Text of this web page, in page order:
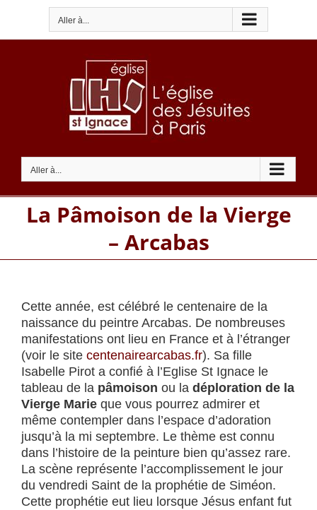
contenu
Aller à...
Aller à...
La Pâmoison de la Vierge
– Arcabas
Cette année, est célébré le centenaire de la
naissance du peintre Arcabas. De nombreuses
manifestations ont lieu en France et à l’étranger
(voir le site centenairearcabas.fr). Sa fille
Isabelle Pirot a confié à l’Eglise St Ignace le
tableau de la pâmoison ou la déploration de la
Vierge Marieque vous pourrez admirer et
même contempler dans l’espace d’adoration
jusqu’à la mi septembre. Le thème est connu
dans l’histoire de la peinture bien qu’assez rare.
La scène représente l’accomplissement le jour
du vendredi Saint de la prophétie de Siméon.
Cette prophétie eut lieu lorsque Jésus enfant fut